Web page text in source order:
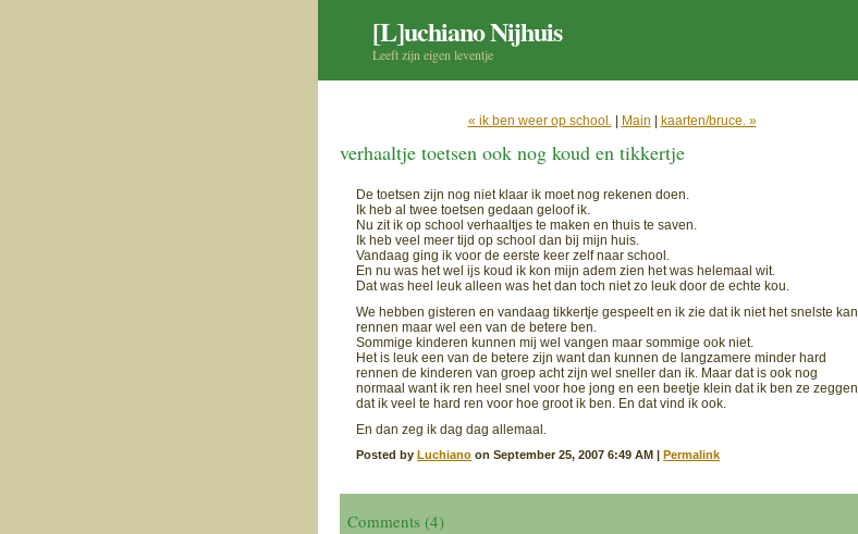
[L]uchiano Nijhuis
Leeft zijn eigen leventje
« ik ben weer op school.| Main kaarten/bruce. »
verhaaltje toetsen ook nog koud en tikkertje
De toetsen zijn nog niet klaar ik moet nog rekenen doen.
Ik heb al twee toetsen gedaan geloof ik.
Nu zit ik op school verhaaltjes te maken en thuis te saven.
Ik heb veel meer tijd op school dan bij mijn huis.
Vandaag ging ik voor de eerste keer zelf naar school.
En nu was het wel ijs koud ik kon mijn adem zien het was helemaal wit.
Dat was heel leuk alleen was het dan toch niet zo leuk door de echte kou.
We hebben gisteren en vandaag tikkertje gespeelt en ik zie dat ik niet het snelste kan
rennen maar wel een van de betere ben.
Sommige kinderen kunnen mij wel vangen maar sommige ook niet.
Het is leuk een van de betere zijn want dan kunnen de langzamere minder hard
rennen de kinderen van groep acht zijn wel sneller dan ik. Maar dat is ook nog
normaal want ik ren heel snel voor hoe jong en een beetje klein dat ik ben ze zeggen
dat ik veel te hard ren voor hoe groot ik ben. En dat vind ik ook.
En dan zeg ik dag dag allemaal.
Posted by Luchiano on September 25, 2007 6:49 AM | Permalink
Comments (4)